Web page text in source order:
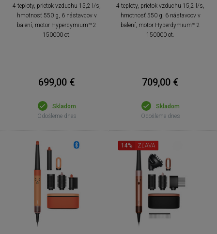
4 teploty, prietok vzduchu 15,2 l/s,
hmotnosť 550 g, 6 nástavcov v
balení, motor Hyperdymium™ 2
150000 ot.
699,00 €
Skladom
Odošleme dnes
4 teploty, prietok vzduchu 15,2 l/s,
hmotnosť 550 g, 6 nástavcov v
balení, motor Hyperdymium™ 2
150000 ot.
709,00 €
Skladom
Odošleme dnes
14% ZĽAVA